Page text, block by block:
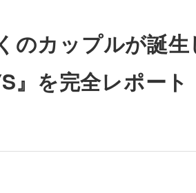
のカップルが誕
』を完全レポート